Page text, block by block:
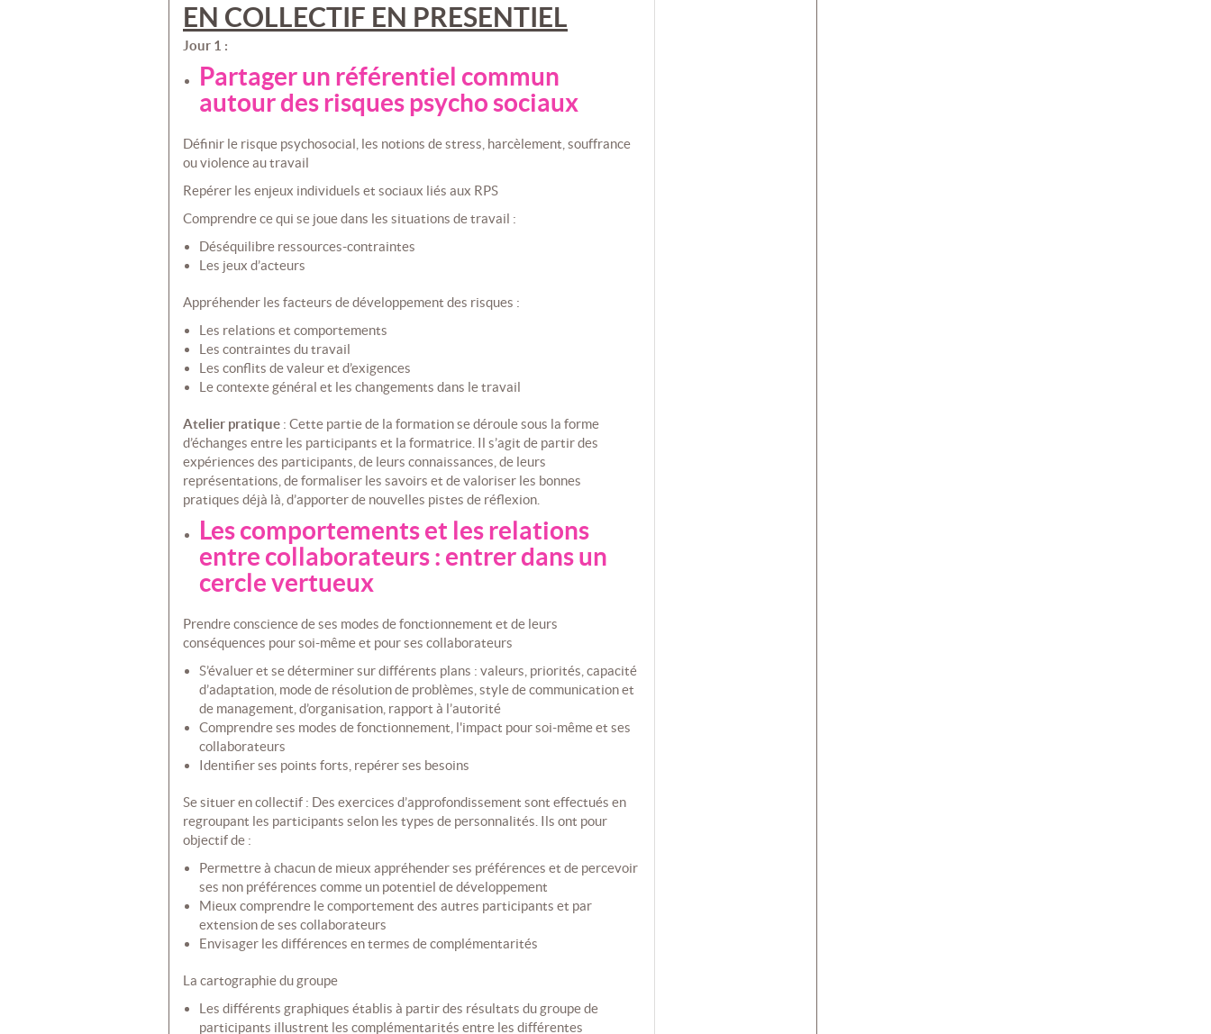
EN COLLECTIF EN PRESENTIEL
Jour 1 :
Partager un référentiel commun
autour des risques psycho sociaux
Définir le risque psychosocial, les notions de stress, harcèlement, souffrance
ou violence au travail
Repérer les enjeux individuels et sociaux liés aux RPS
Comprendre ce qui se joue dans les situations de travail :
Déséquilibre ressources-contraintes
Les jeux d’acteurs
Appréhender les facteurs de développement des risques :
Les relations et comportements
Les contraintes du travail
Les conflits de valeur et d’exigences
Le contexte général et les changements dans le travail
Atelier pratique : Cette partie de la formation se déroule sous la forme
d’échanges entre les participants et la formatrice. Il s’agit de partir des
expériences des participants, de leurs connaissances, de leurs
représentations, de formaliser les savoirs et de valoriser les bonnes
pratiques déjà là, d’apporter de nouvelles pistes de réflexion.
Les comportements et les relations
entre collaborateurs : entrer dans un
cercle vertueux
Prendre conscience de ses modes de fonctionnement et de leurs
conséquences pour soi-même et pour ses collaborateurs
S’évaluer et se déterminer sur différents plans : valeurs, priorités, capacité
d’adaptation, mode de résolution de problèmes, style de communication et
de management, d’organisation, rapport à l’autorité
Comprendre ses modes de fonctionnement, l'impact pour soi-même et ses
collaborateurs
Identifier ses points forts, repérer ses besoins
Se situer en collectif : Des exercices d’approfondissement sont effectués en
regroupant les participants selon les types de personnalités. Ils ont pour
objectif de :
Permettre à chacun de mieux appréhender ses préférences et de percevoir
ses non préférences comme un potentiel de développement
Mieux comprendre le comportement des autres participants et par
extension de ses collaborateurs
Envisager les différences en termes de complémentarités
La cartographie du groupe
Les différents graphiques établis à partir des résultats du groupe de
participants illustrent les complémentarités entre les différentes